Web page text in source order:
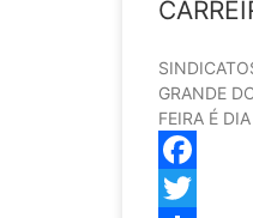
GRANDE
FEIRA É
Facebook